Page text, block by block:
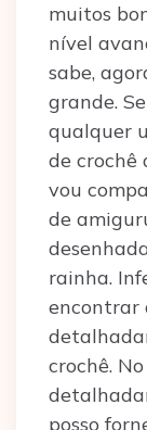
muitos
nível
sabe,
grande.
qualquer
de crochê
vou
de
rainha.
encontrar
crochê.
posso